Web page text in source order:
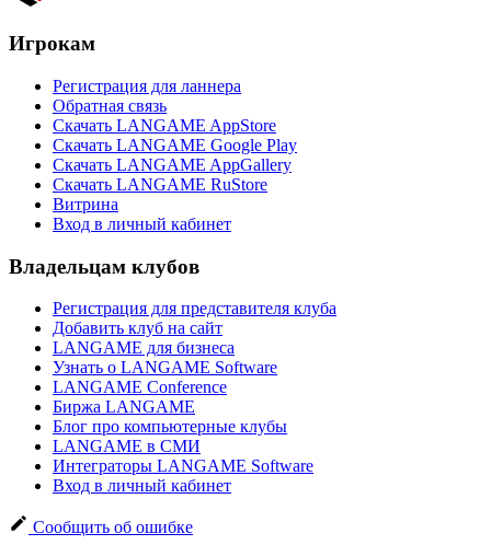
Игрокам
Регистрация для ланнера
Обратная связь
Скачать LANGAME AppStore
Скачать LANGAME Google Play
Скачать LANGAME AppGallery
Скачать LANGAME RuStore
Витрина
Вход в личный кабинет
Владельцам клубов
Регистрация для представителя клуба
Добавить клуб на сайт
LANGAME для бизнеса
Узнать о LANGAME Software
LANGAME Conference
Биржа LANGAME
Блог про компьютерные клубы
LANGAME в СМИ
Интеграторы LANGAME Software
Вход в личный кабинет
Сообщить об ошибке